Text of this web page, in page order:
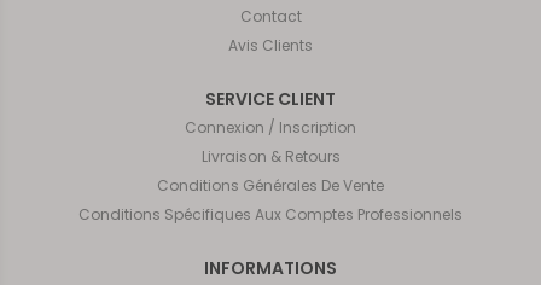
Contact
Avis Clients
SERVICE CLIENT
Connexion / Inscription
Livraison & Retours
Conditions Générales De Vente
Conditions Spécifiques Aux Comptes Professionnels
INFORMATIONS